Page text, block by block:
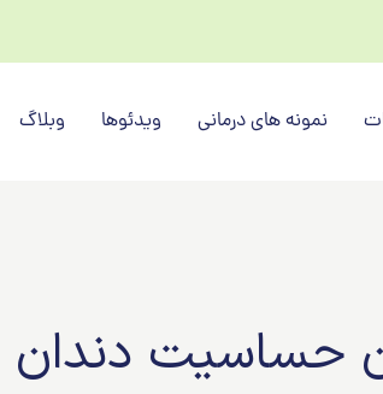
نمونه های درمانی ویدئوها وبلاگ
حساسیت دندان